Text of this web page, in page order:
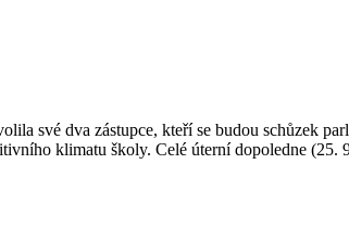
své dva zástupce, kteří se budou schůzek
klimatu školy. Celé úterní dopoledne (25.